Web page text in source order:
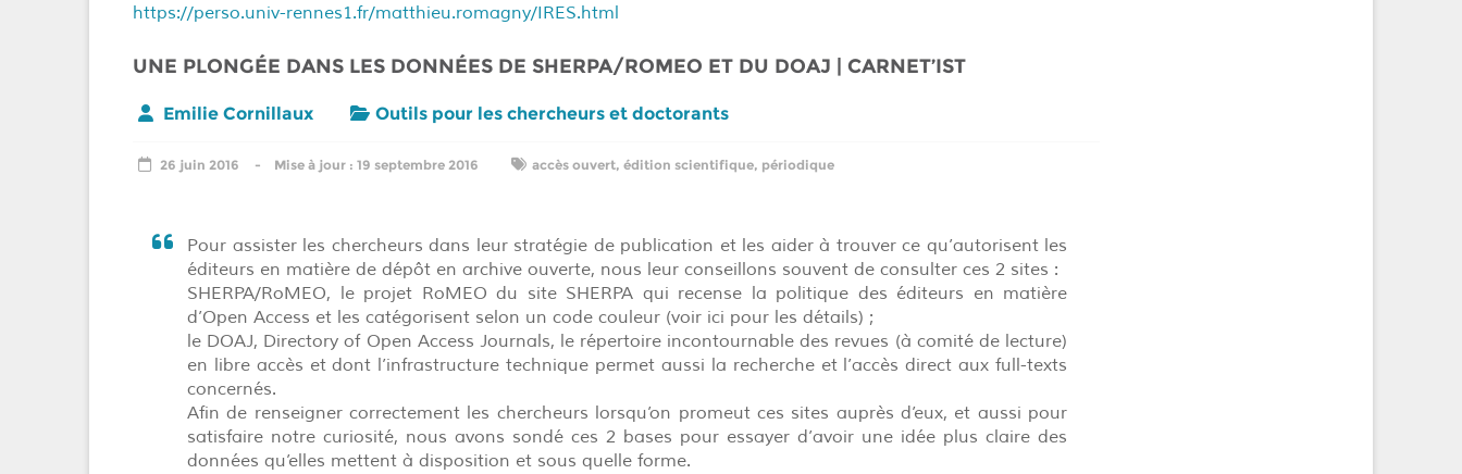
https://perso.univ-rennes1.fr/matthieu.romagny/IRES.html
UNE PLONGÉE DANS LES DONNÉES DE SHERPA/ROMEO ET DU DOAJ | CARNET’IST
Emilie Cornillaux Outils pour les chercheurs et doctorants
26 juin 2016 19 septembre 2016 accès ouvert, édition scientifique, périodique
Pour assister les chercheurs dans leur stratégie de publication et les aider à trouver ce qu’autorisent les
éditeurs en matière de dépôt en archive ouverte, nous leur conseillons souvent de consulter ces 2 sites :
SHERPA/RoMEO, le projet RoMEO du site SHERPA qui recense la politique des éditeurs en matière
d’Open Access et les catégorisent selon un code couleur (voir ici pour les détails) ;
le DOAJ, Directory of Open Access Journals, le répertoire incontournable des revues (à comité de lecture)
en libre accès et dont l’infrastructure technique permet aussi la recherche et l’accès direct aux full-texts
concernés.
Afin de renseigner correctement les chercheurs lorsqu’on promeut ces sites auprès d’eux, et aussi pour
satisfaire notre curiosité, nous avons sondé ces 2 bases pour essayer d’avoir une idée plus claire des
données qu’elles mettent à disposition et sous quelle forme.